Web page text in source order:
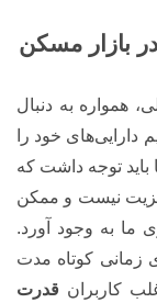
همواره به دنبال
خود را
باید توجه داشت که
نیست و ممکن
ما به وجود آورد.
زمانی کوتاه مدت
کاربران قدرت